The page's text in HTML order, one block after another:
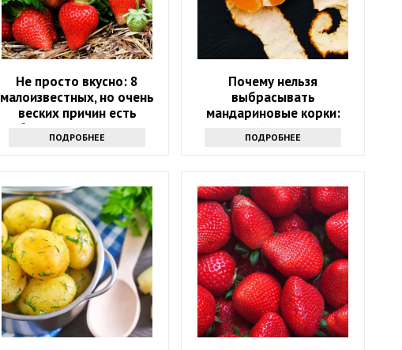
Не просто вкусно: 8
малоизвестных, но очень
веских причин есть
клубнику как можно чаще
ПОДРОБНЕЕ
Почему нельзя
выбрасывать
мандариновые корки:
лучше залейте их уксусом
ПОДРОБНЕЕ